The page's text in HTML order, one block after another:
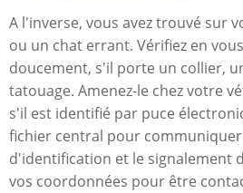
A l'inverse, vous avez trouvé sur
ou un chat errant. Vérifiez en
doucement, s'il porte un collier,
tatouage. Amenez-le chez votre
s'il est identifié par puce
fichier central pour
d'identification et le signalement
vos coordonnées pour être